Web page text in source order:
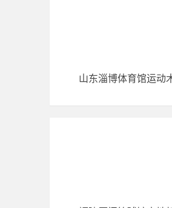
山东淄博体育馆运动